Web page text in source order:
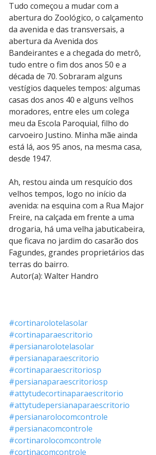
Tudo começou a mudar com a
abertura do Zoológico, o calçamento
da avenida e das transversais, a
abertura da Avenida dos
Bandeirantes e a chegada do metrô,
tudo entre o fim dos anos 50 e a
década de 70. Sobraram alguns
vestígios daqueles tempos: algumas
casas dos anos 40 e alguns velhos
moradores, entre eles um colega
meu da Escola Paroquial, filho do
carvoeiro Justino. Minha mãe ainda
está lá, aos 95 anos, na mesma casa,
desde 1947.
Ah, restou ainda um resquício dos
velhos tempos, logo no início da
avenida: na esquina com a Rua Major
Freire, na calçada em frente a uma
drogaria, há uma velha jabuticabeira,
que ficava no jardim do casarão dos
Fagundes, grandes proprietários das
terras do bairro.
Autor(a): Walter Handro
#cortinarolotelasolar
#cortinaparaescritorio
#persianarolotelasolar
#persianaparaescritorio
#cortinaparaescritoriosp
#persianaparaescritoriosp
#attytudecortinaparaescritorio
#attytudepersianaparaescritorio
#persianarolocomcontrole
#persianacomcontrole
#cortinarolocomcontrole
#cortinacomcontrole